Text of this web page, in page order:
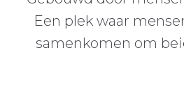
Een plek waar
samenkomen om